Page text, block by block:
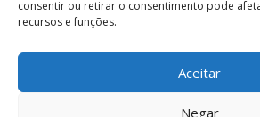
consentir ou retirar o consentimento pode
recursos e funções.
Aceitar
Negar
Portal EldoGomes.com.br | Entre os Blogs